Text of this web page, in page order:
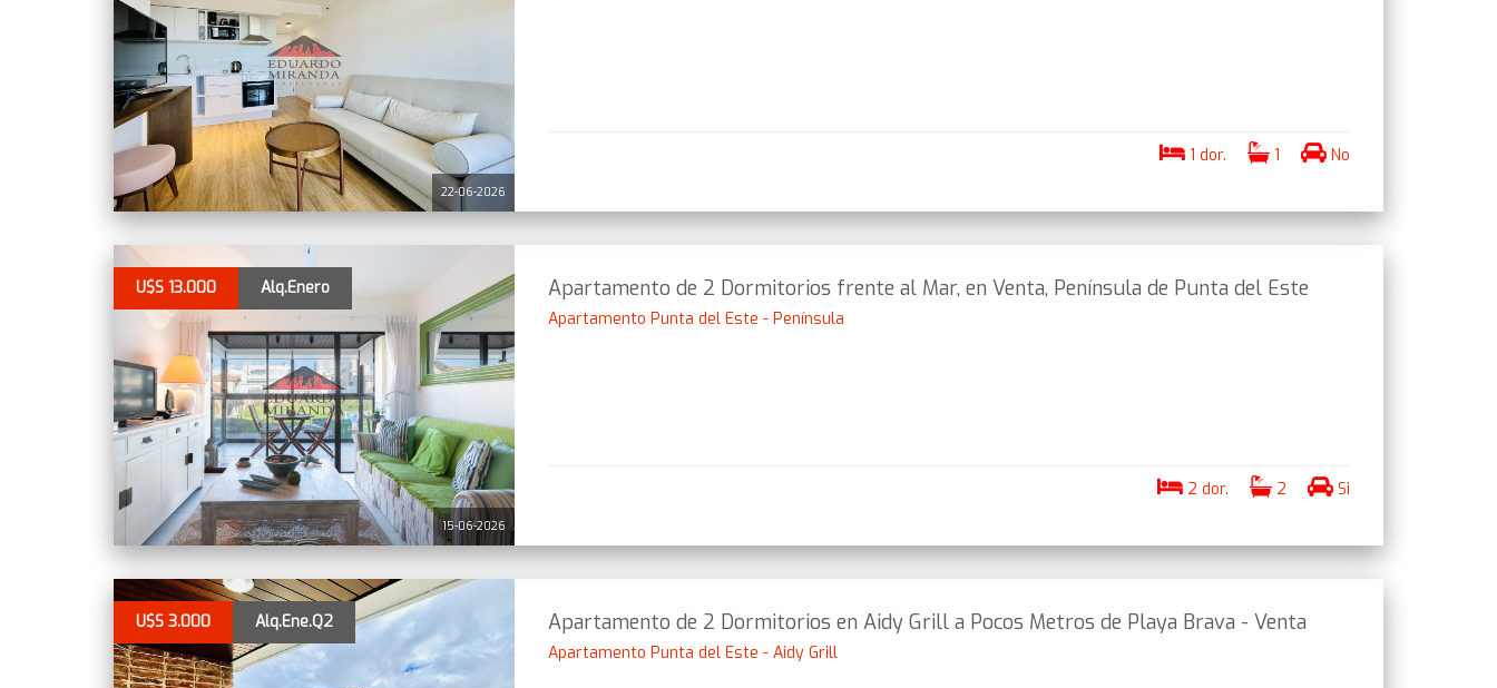
22-06-2026
1 dor. 1 No
15-06-2026
U$S 13.000 Alq.Enero Apartamento de 2 Dormitorios frente al Mar, en Venta, Península de Punta del Este
Apartamento Punta del Este - Península
2 dor. 2 Si
U$S 3.000 Alq.Ene.Q2 Apartamento de 2 Dormitorios en Aidy Grill a Pocos Metros de Playa Brava - Venta
Apartamento Punta del Este - Aidy Grill